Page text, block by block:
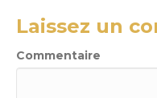
Laissez un
Commentaire